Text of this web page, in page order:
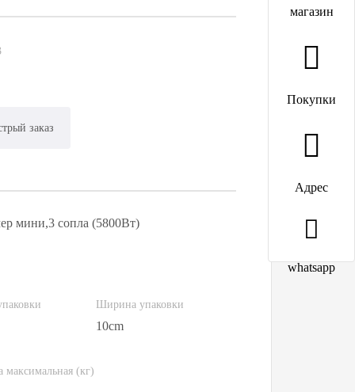
заказ
мини,3 сопла (5800Вт)
Ширина упаковки
10cm
максимальная (кг)
магазин
Покупки
Адрес
whatsapp